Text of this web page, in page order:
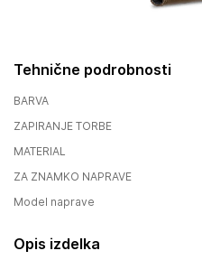
Tehnične podrobnosti
BARVA
ZAPIRANJE TORBE
MATERIAL
ZA ZNAMKO NAPRAVE
Model naprave
Opis izdelka